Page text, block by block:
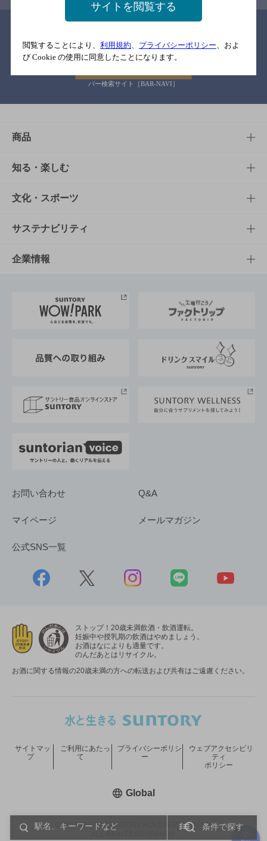
条件で探す
バー検索サイト［BAR-NAVI］
商品
商品TOP
商品一覧
商品発売情報
栄養成分一覧
知る・楽しむ
知る・楽しむTOP
キャンペーン
工場見学
地域情報
文化・スポーツ
文化・スポーツTOP
サントリーホール
サントリーサンバーズ大阪
サステナビリティ
サステナビリティTOP
サントリーが考えるサステナビリティ経営
企業情報
企業概要
採用情報
お問い合わせ Q&A
マイページ メールマガジン
公式SNS一覧
ストップ！20歳未満飲酒・飲酒運転。
妊娠中や授乳期の飲酒はやめましょう。
お酒はなによりも適量です。
のんだあとはリサイクル。
お酒に関する情報の20歳未満の方への転送および共有はご遠慮ください。
COPYRIGHT © SUNTORY HOLDINGS LIMITED.
サイトマッ
プ
ご利用にあたっ
て
プライバシーポリシ
ー
ウェブアクセシビリ
ティ
ポリシー
Global新しいウィンドウで開く
サイトを閲覧する
閲覧することにより、 利用規約、 プライバシーポリシー、およ
び Cookie の使用に同意したことになります。